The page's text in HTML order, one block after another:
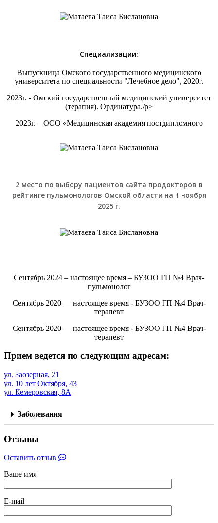
Специализации:
Выпускница Омского государственного медицинского
университета по специальности "Лечебное дело", 2020г.
2023г. - Омский государственный медицинский университет
(терапия). Ординатура./p>
2023г. – ООО «Медицинская академия постдипломного
2 место по выбору пациентов сайта продокторов в
рейтинге пульмонологов Омской области на 1 ноября
2025 г.
Сентябрь 2024 – настоящее время – БУЗОО ГП №4 Врач-
пульмонолог
Сентябрь 2020 — настоящее время - БУЗОО ГП №4 Врач-
терапевт
Сентябрь 2020 — настоящее время - БУЗОО ГП №4 Врач-
терапевт
Прием ведется по следующим адресам:
ул. Заозерная, 21
ул. 10 лет Октября, 43
ул. Кемеровская, 8А
Заболевания
Отзывы
Оставить отзыв
Ваше имя
E-mail